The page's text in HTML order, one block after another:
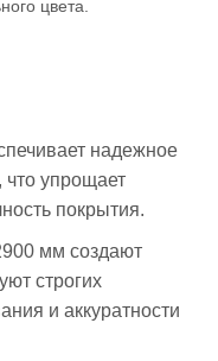
цвета.
надежное
упрощает
покрытия.
мм создают
строгих
и аккуратности